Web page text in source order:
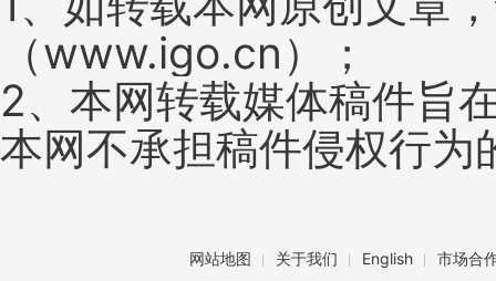
（www.igo.cn）；
2、本网转载媒体稿件旨
本网不承担稿件侵权行为
网站地图 关于我们 English 市场合